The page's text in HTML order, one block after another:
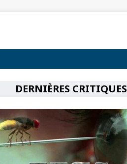
DERNIÈRES CRITIQUES